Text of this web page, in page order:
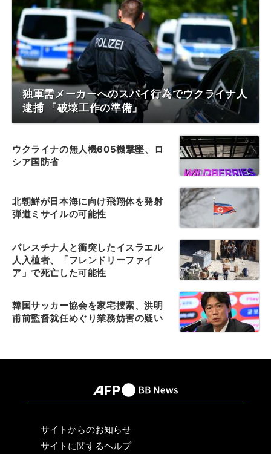
独軍需メーカーへのスパイ行為でウクライナ人
逮捕 「破壊工作の準備」
ウクライナの無人機605機撃墜、ロ
シア国防省
北朝鮮が日本海に向け飛翔体を発射
弾道ミサイルの可能性
パレスチナ人と衝突したイスラエル
人入植者、「フレンドリーファイ
ア」で死亡した可能性
韓国サッカー協会を家宅捜索、洪明
甫前監督就任めぐり業務妨害の疑い
サイトからのお知らせ
サイトに関するヘルプ